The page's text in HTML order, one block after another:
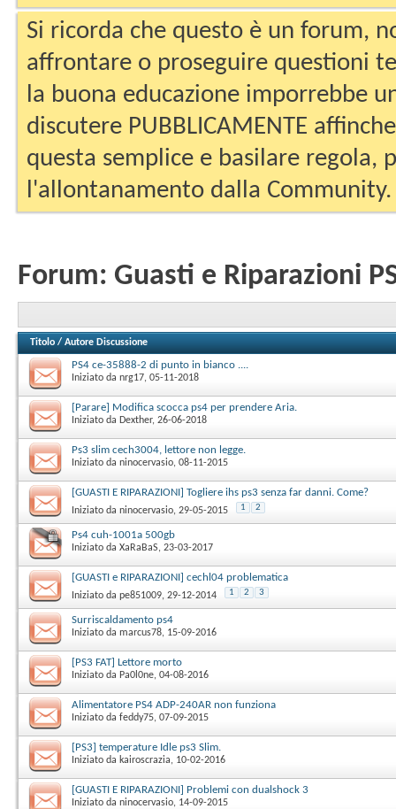
Si ricorda che questo è un forum,
affrontare o proseguire questioni
la buona educazione imporrebbe
discutere PUBBLICAMENTE
questa semplice e basilare regola,
l'allontanamento dalla Community.
Forum: Guasti e Riparazioni
Titolo / Autore Discussione
PS4 ce-35888-2 di punto in bianco ....
Iniziato da nrg17‎, 05-11-2018
[Parare] Modifica scocca ps4 per prendere Aria.
Iniziato da Dexther‎, 26-06-2018
Ps3 slim cech3004, lettore non legge.
Iniziato da ninocervasio‎, 08-11-2015
[GUASTI E RIPARAZIONI] Togliere ihs ps3 senza far danni. Come?
Iniziato da ninocervasio‎, 29-05-2015 1 2
Ps4 cuh-1001a 500gb
Iniziato da XaRaBaS‎, 23-03-2017
[GUASTI e RIPARAZIONI] cechl04 problematica
Iniziato da pe851009‎, 29-12-2014 1 2 3
Surriscaldamento ps4
Iniziato da marcus78‎, 15-09-2016
[PS3 FAT] Lettore morto
Iniziato da Pa0l0ne‎, 04-08-2016
Alimentatore PS4 ADP-240AR non funziona
Iniziato da feddy75‎, 07-09-2015
[PS3] temperature Idle ps3 Slim.
Iniziato da kairoscrazia‎, 10-02-2016
[GUASTI E RIPARAZIONI] Problemi con dualshock 3
Iniziato da ninocervasio‎, 14-09-2015